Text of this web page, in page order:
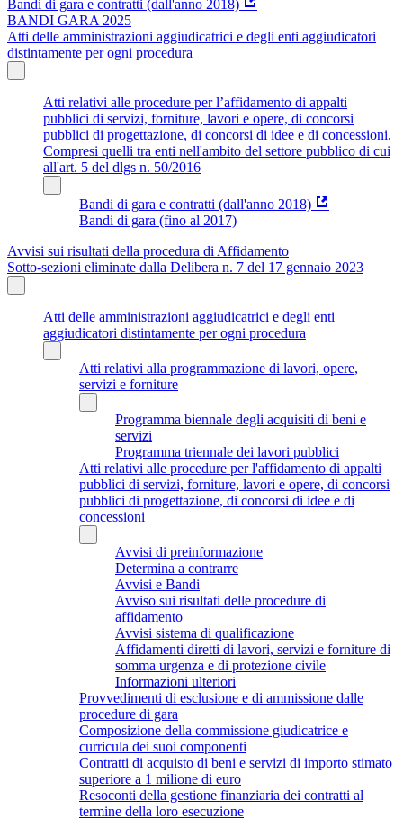
Bandi di gara e contratti (dall'anno 2018)
BANDI GARA 2025
Atti delle amministrazioni aggiudicatrici e degli enti aggiudicatori
distintamente per ogni procedura
Atti relativi alle procedure per l’affidamento di appalti
pubblici di servizi, forniture, lavori e opere, di concorsi
pubblici di progettazione, di concorsi di idee e di concessioni.
Compresi quelli tra enti nell'ambito del settore pubblico di cui
all'art. 5 del dlgs n. 50/2016
Bandi di gara e contratti (dall'anno 2018)
Bandi di gara (fino al 2017)
Avvisi sui risultati della procedura di Affidamento
Sotto-sezioni eliminate dalla Delibera n. 7 del 17 gennaio 2023
Atti delle amministrazioni aggiudicatrici e degli enti
aggiudicatori distintamente per ogni procedura
Atti relativi alla programmazione di lavori, opere,
servizi e forniture
Programma biennale degli acquisiti di beni e
servizi
Programma triennale dei lavori pubblici
Atti relativi alle procedure per l'affidamento di appalti
pubblici di servizi, forniture, lavori e opere, di concorsi
pubblici di progettazione, di concorsi di idee e di
concessioni
Avvisi di preinformazione
Determina a contrarre
Avvisi e Bandi
Avviso sui risultati delle procedure di
affidamento
Avvisi sistema di qualificazione
Affidamenti diretti di lavori, servizi e forniture di
somma urgenza e di protezione civile
Informazioni ulteriori
Provvedimenti di esclusione e di ammissione dalle
procedure di gara
Composizione della commissione giudicatrice e
curricula dei suoi componenti
Contratti di acquisto di beni e servizi di importo stimato
superiore a 1 milione di euro
Resoconti della gestione finanziaria dei contratti al
termine della loro esecuzione